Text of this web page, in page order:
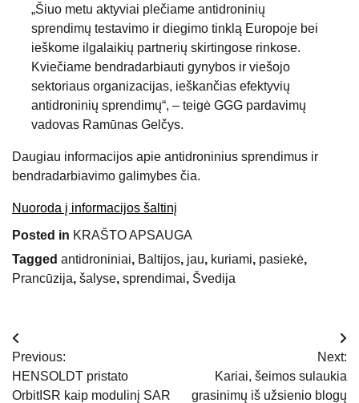
„Šiuo metu aktyviai plečiame antidroninių
sprendimų testavimo ir diegimo tinklą Europoje bei
ieškome ilgalaikių partnerių skirtingose rinkose.
Kviečiame bendradarbiauti gynybos ir viešojo
sektoriaus organizacijas, ieškančias efektyvių
antidroninių sprendimų“, – teigė GGG pardavimų
vadovas Ramūnas Gelčys.
Daugiau informacijos apie antidroninius sprendimus ir
bendradarbiavimo galimybes čia.
Nuoroda į informacijos šaltinį
Posted in KRAŠTO APSAUGA
Tagged antidroniniai, Baltijos, jau, kuriami, pasiekė,
Prancūzija, šalyse, sprendimai, Švedija
Navigacija
tarp
Previous:
HENSOLDT pristato
OrbitISR kaip modulinį SAR
Next:
Kariai, šeimos sulaukia
grasinimų iš užsienio blogų